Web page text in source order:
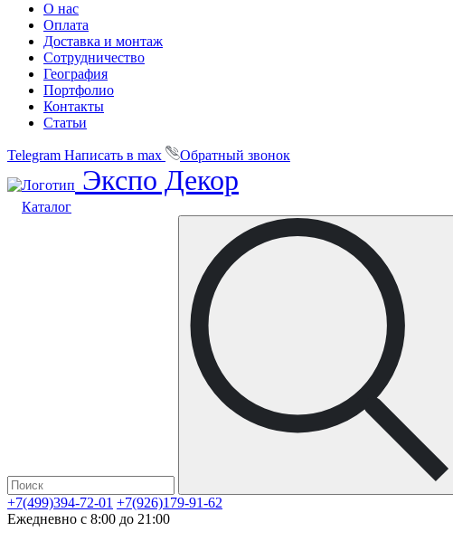
О нас
Оплата
Доставка и монтаж
Сотрудничество
География
Портфолио
Контакты
Статьи
Telegram Написать в max Обратный звонок
Экспо Декор
Каталог
+7(499)394-72-01 +7(926)179-91-62
Ежедневно с 8:00 до 21:00